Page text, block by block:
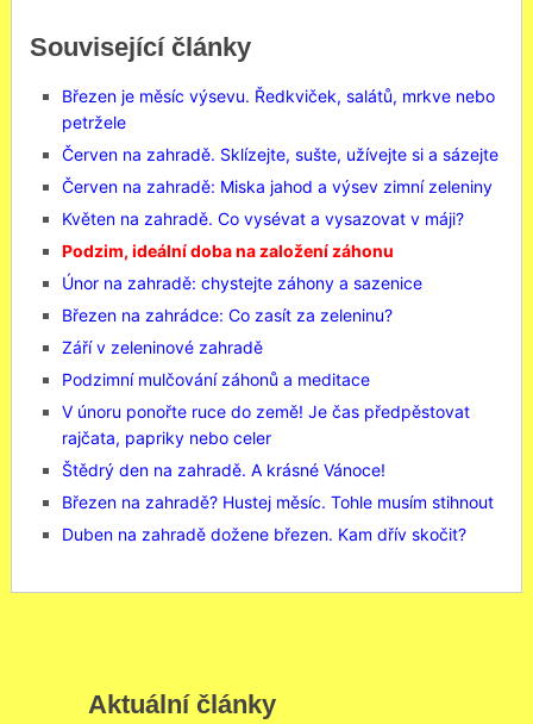
Související články
Březen je měsíc výsevu. Ředkviček, salátů, mrkve nebo
petržele
Červen na zahradě. Sklízejte, sušte, užívejte si a sázejte
Červen na zahradě: Miska jahod a výsev zimní zeleniny
Květen na zahradě. Co vysévat a vysazovat v máji?
Podzim, ideální doba na založení záhonu
Únor na zahradě: chystejte záhony a sazenice
Březen na zahrádce: Co zasít za zeleninu?
Září v zeleninové zahradě
Podzimní mulčování záhonů a meditace
V únoru ponořte ruce do země! Je čas předpěstovat
rajčata, papriky nebo celer
Štědrý den na zahradě. A krásné Vánoce!
Březen na zahradě? Hustej měsíc. Tohle musím stihnout
Duben na zahradě dožene březen. Kam dřív skočit?
Aktuální články